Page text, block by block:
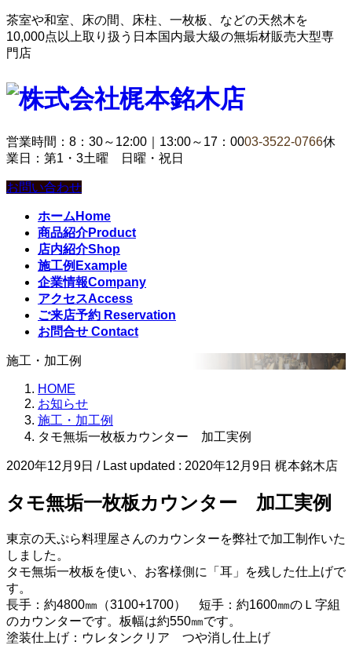
茶室や和室、床の間、床柱、一枚板、などの天然木を
10,000点以上取り扱う日本国内最大級の無垢材販売大型専
門店
営業時間：8：30～12:00｜13:00～17：0003-3522-0766休
業日：第1・3土曜 日曜・祝日
お問い合わせ
ホーム Home
商品紹介Product
店内紹介Shop
施工例 Example
企業情報Company
アクセスAccess
ご来店予約 Reservation
お問合せ Contact
施工・加工例
HOME
お知らせ
施工・加工例
タモ無垢一枚板カウンター 加工実例
2020年12月9日 / Last updated : 2020年12月9日 梶本銘木店
タモ無垢一枚板カウンター 加工実例
東京の天ぷら料理屋さんのカウンターを弊社で加工制作いた
しました。
タモ無垢一枚板を使い、お客様側に「耳」を残した仕上げで
す。
長手：約4800㎜（3100+1700） 短手：約1600㎜のＬ字組
のカウンターです。板幅は約550㎜です。
塗装仕上げ：ウレタンクリア つや消し仕上げ